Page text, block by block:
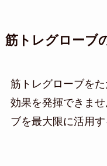
筋トレグローブ
筋トレグローブを
効果を発揮できま
ブを最大限に活用す